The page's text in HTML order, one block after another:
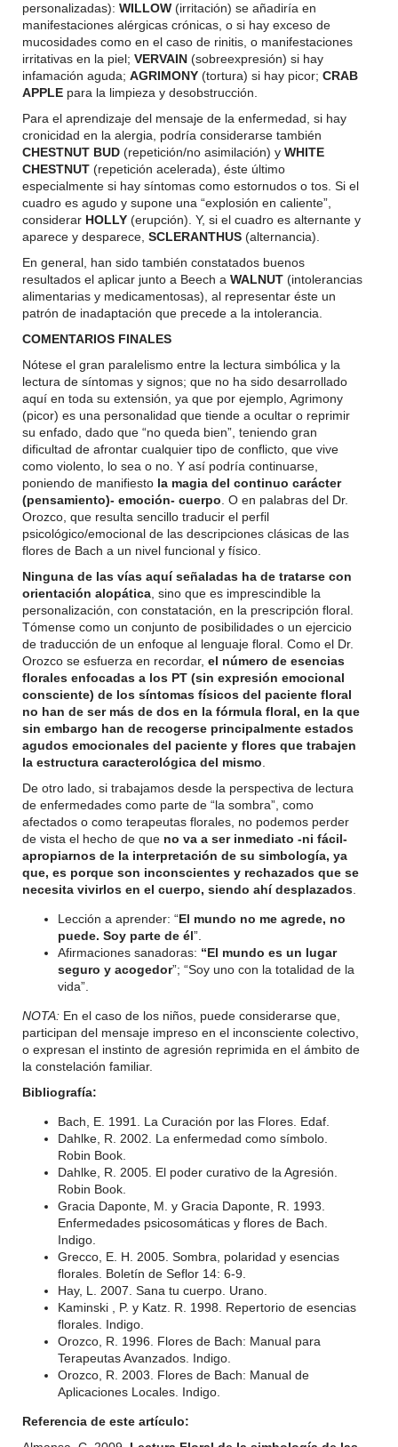
personalizadas): WILLOW (irritación) se añadiría en
manifestaciones alérgicas crónicas, o si hay exceso de
mucosidades como en el caso de rinitis, o manifestaciones
irritativas en la piel; VERVAIN (sobreexpresión) si hay
infamación aguda; AGRIMONY (tortura) si hay picor; CRAB
APPLE para la limpieza y desobstrucción.
Para el aprendizaje del mensaje de la enfermedad, si hay
cronicidad en la alergia, podría considerarse también
CHESTNUT BUD (repetición/no asimilación) y WHITE
CHESTNUT (repetición acelerada), éste último
especialmente si hay síntomas como estornudos o tos. Si el
cuadro es agudo y supone una “explosión en caliente”,
considerar HOLLY (erupción). Y, si el cuadro es alternante y
aparece y desparece, SCLERANTHUS (alternancia).
En general, han sido también constatados buenos
resultados el aplicar junto a Beech a WALNUT (intolerancias
alimentarias y medicamentosas), al representar éste un
patrón de inadaptación que precede a la intolerancia.
COMENTARIOS FINALES
Nótese el gran paralelismo entre la lectura simbólica y la
lectura de síntomas y signos; que no ha sido desarrollado
aquí en toda su extensión, ya que por ejemplo, Agrimony
(picor) es una personalidad que tiende a ocultar o reprimir
su enfado, dado que “no queda bien”, teniendo gran
dificultad de afrontar cualquier tipo de conflicto, que vive
como violento, lo sea o no. Y así podría continuarse,
poniendo de manifiesto la magia del continuo carácter
(pensamiento)- emoción- cuerpo . O en palabras del Dr.
Orozco, que resulta sencillo traducir el perfil
psicológico/emocional de las descripciones clásicas de las
flores de Bach a un nivel funcional y físico.
Ninguna de las vías aquí señaladas ha de tratarse con
orientación alopática , sino que es imprescindible la
personalización, con constatación, en la prescripción floral.
Tómense como un conjunto de posibilidades o un ejercicio
de traducción de un enfoque al lenguaje floral. Como el Dr.
Orozco se esfuerza en recordar, el número de esencias
florales enfocadas a los PT (sin expresión emocional
consciente) de los síntomas físicos del paciente floral
no han de ser más de dos en la fórmula floral, en la que
sin embargo han de recogerse principalmente estados
agudos emocionales del paciente y flores que trabajen
la estructura caracterológica del mismo
De otro lado, si trabajamos desde la perspectiva de lectura
de enfermedades como parte de “la sombra”, como
afectados o como terapeutas florales, no podemos perder
de vista el hecho de que no va a ser inmediato -ni fácil-
apropiarnos de la interpretación de su simbología, ya
que, es porque son inconscientes y rechazados que se
necesita vivirlos en el cuerpo, siendo ahí desplazados
Lección a aprender: “El mundo no me agrede, no
puede. Soy parte de él”.
Afirmaciones sanadoras: “El mundo es un lugar
seguro y acogedor”; “Soy uno con la totalidad de la
vida”.
NOTA: En el caso de los niños, puede considerarse que,
participan del mensaje impreso en el inconsciente colectivo,
o expresan el instinto de agresión reprimida en el ámbito de
la constelación familiar.
Bibliografía:
Bach, E. 1991. La Curación por las Flores. Edaf.
Dahlke, R. 2002. La enfermedad como símbolo.
Robin Book.
Dahlke, R. 2005. El poder curativo de la Agresión.
Robin Book.
Gracia Daponte, M. y Gracia Daponte, R. 1993.
Enfermedades psicosomáticas y flores de Bach.
Indigo.
Grecco, E. H. 2005. Sombra, polaridad y esencias
florales. Boletín de Seflor 14: 6-9.
Hay, L. 2007. Sana tu cuerpo. Urano.
Kaminski , P. y Katz. R. 1998. Repertorio de esencias
florales. Indigo.
Orozco, R. 1996. Flores de Bach: Manual para
Terapeutas Avanzados. Indigo.
Orozco, R. 2003. Flores de Bach: Manual de
Aplicaciones Locales. Indigo.
Referencia de este artículo: